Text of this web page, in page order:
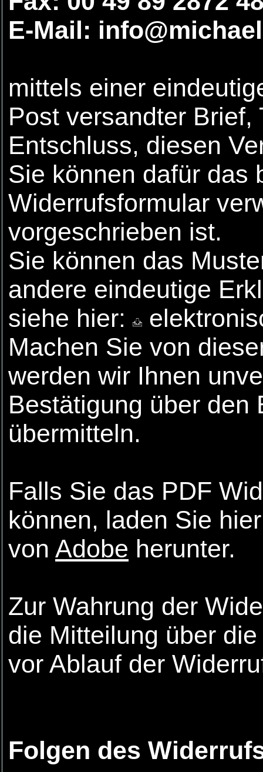
E-Mail:
mittels einer
Post versandter Brief,
Entschluss, diesen
Sie können dafür das
Widerrufsformular
vorgeschrieben ist.
Sie können das
andere eindeutige
siehe hier:
Machen Sie von
werden wir Ihnen
Bestätigung über den
übermitteln.
Falls Sie das PDF
können, laden Sie
von Adobe herunter.
Zur Wahrung der
die Mitteilung über
vor Ablauf der
Folgen des